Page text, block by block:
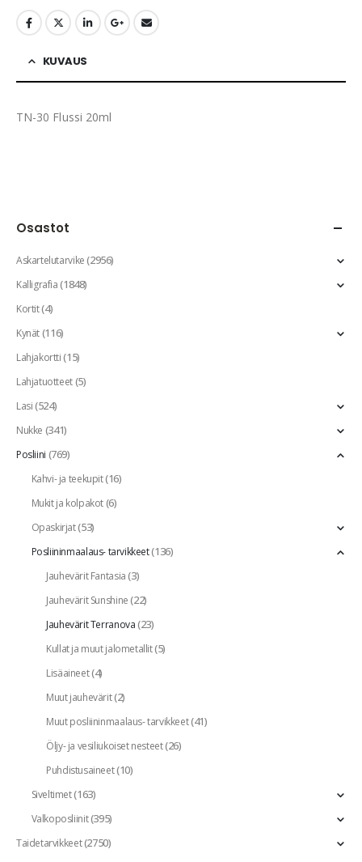
KUVAUS
TN-30 Flussi 20ml
Osastot
Askartelutarvike(2956)
Kalligrafia(1848)
Kortit(4)
Kynät(116)
Lahjakortti(15)
Lahjatuotteet(5)
Lasi(524)
Nukke (341)
Posliini (769)
Kahvi- ja teekupit(16)
Mukit ja kolpakot(6)
Opaskirjat(53)
Posliininmaalaus- tarvikkeet(136)
Jauhevärit Fantasia(3)
Jauhevärit Sunshine(22)
Jauhevärit Terranova(23)
Kullat ja muut jalometallit(5)
Lisäaineet(4)
Muut jauhevärit(2)
Muut posliininmaalaus- tarvikkeet(41)
Öljy- ja vesiliukoiset nesteet(26)
Puhdistusaineet(10)
Siveltimet(163)
Valkoposliinit(395)
Taidetarvikkeet(2750)